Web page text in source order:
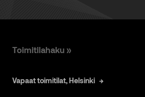
Toimitilahaku »
Vapaat toimitilat, Helsinki